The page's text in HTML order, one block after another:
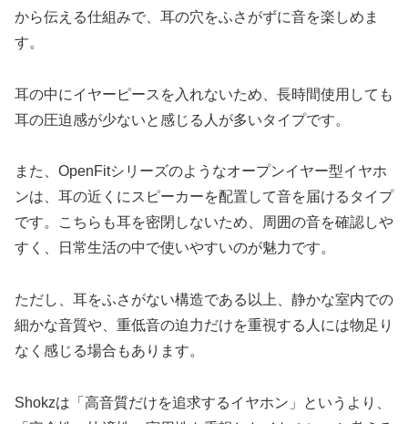
から伝える仕組みで、耳の穴をふさがずに音を楽しめま
す。
耳の中にイヤーピースを入れないため、長時間使用しても
耳の圧迫感が少ないと感じる人が多いタイプです。
また、OpenFitシリーズのようなオープンイヤー型イヤホ
ンは、耳の近くにスピーカーを配置して音を届けるタイプ
です。こちらも耳を密閉しないため、周囲の音を確認しや
すく、日常生活の中で使いやすいのが魅力です。
ただし、耳をふさがない構造である以上、静かな室内での
細かな音質や、重低音の迫力だけを重視する人には物足り
なく感じる場合もあります。
Shokzは「高音質だけを追求するイヤホン」というより、